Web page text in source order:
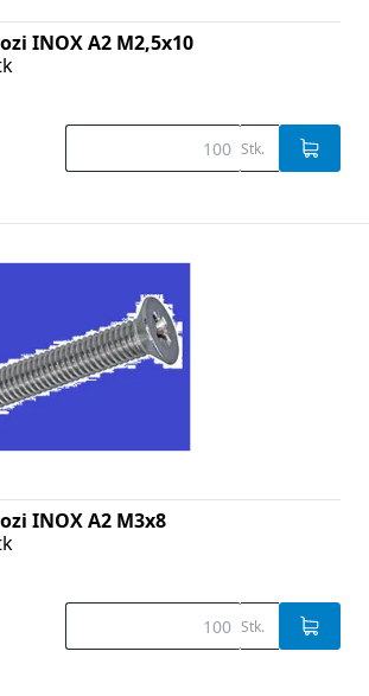
INOX A2 M2,5x10
Stk.
INOX A2 M3x8
Stk.